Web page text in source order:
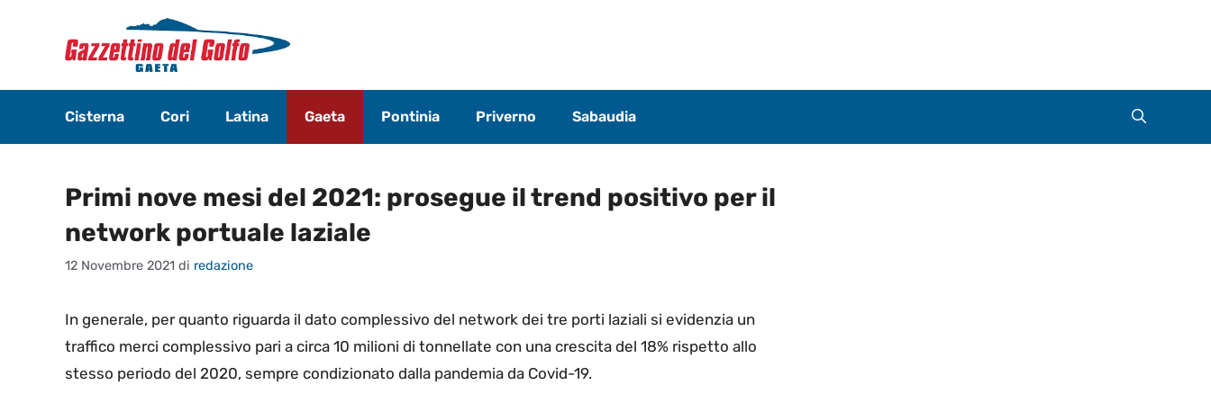
contenuto
Cisterna Cori Latina Gaeta Pontinia Priverno Sabaudia
Primi nove mesi del 2021: prosegue il trend positivo per il
network portuale laziale
12 Novembre 2021 di redazione
In generale, per quanto riguarda il dato complessivo del network dei tre porti laziali si evidenzia un
traffico merci complessivo pari a circa 10 milioni di tonnellate con una crescita del 18% rispetto allo
stesso periodo del 2020, sempre condizionato dalla pandemia da Covid-19.